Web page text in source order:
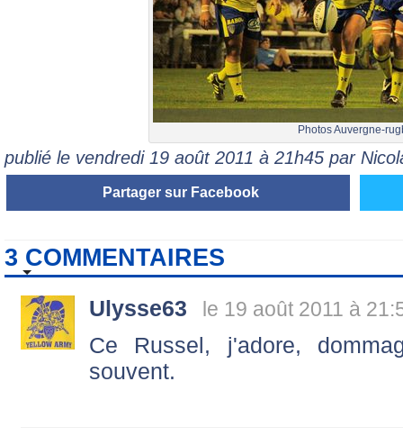
Photos Auvergne-
publié le vendredi 19 août 2011 à 21h45 par
Partager sur Facebook
3 COMMENTAIRES
Ulysse63 le 19 août 2011 à
Ce Russel, j'adore,
souvent.